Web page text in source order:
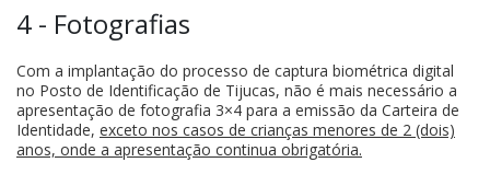
4 - Fotografias
Com a implantação do processo de captura biométrica digital
no Posto de Identificação de Tijucas, não é mais necessário a
apresentação de fotografia 3×4 para a emissão da Carteira de
Identidade, exceto nos casos de crianças menores de 2 (dois)
anos, onde a apresentação continua obrigatória.